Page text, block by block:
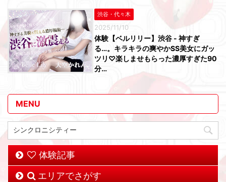
渋谷・代々木
2025/11/10
体験【ベルリリー】渋谷 - 神すぎ
る…。キラキラの爽やかSS美女にガッ
ツリ♡楽しませもらった濃厚すぎた90
分…
MENU
体験記事
エリアでさがす